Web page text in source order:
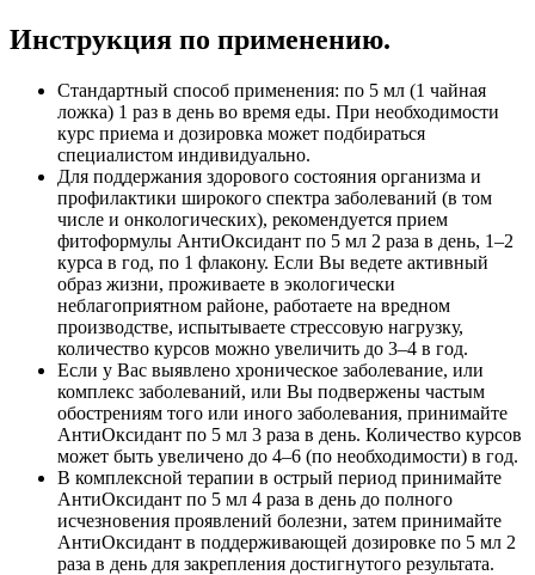
Инструкция по применению.
Стандартный способ применения: по 5 мл (1 чайная
ложка) 1 раз в день во время еды. При необходимости
курс приема и дозировка может подбираться
специалистом индивидуально.
Для поддержания здорового состояния организма и
профилактики широкого спектра заболеваний (в том
числе и онкологических), рекомендуется прием
фитоформулы АнтиОксидант по 5 мл 2 раза в день, 1–2
курса в год, по 1 флакону. Если Вы ведете активный
образ жизни, проживаете в экологически
неблагоприятном районе, работаете на вредном
производстве, испытываете стрессовую нагрузку,
количество курсов можно увеличить до 3–4 в год.
Если у Вас выявлено хроническое заболевание, или
комплекс заболеваний, или Вы подвержены частым
обострениям того или иного заболевания, принимайте
АнтиОксидант по 5 мл 3 раза в день. Количество курсов
может быть увеличено до 4–6 (по необходимости) в год.
В комплексной терапии в острый период принимайте
АнтиОксидант по 5 мл 4 раза в день до полного
исчезновения проявлений болезни, затем принимайте
АнтиОксидант в поддерживающей дозировке по 5 мл 2
раза в день для закрепления достигнутого результата.